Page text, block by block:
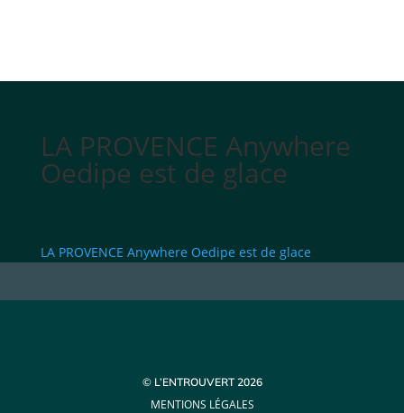
LA PROVENCE Anywhere
Oedipe est de glace
LA PROVENCE Anywhere Oedipe est de glace
© L’ENTROUVERT 2026
MENTIONS LÉGALES